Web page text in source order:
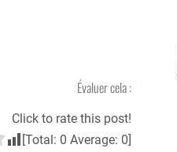
Évaluer cela :
Click to rate this post!
[Total: 0 Average: 0]